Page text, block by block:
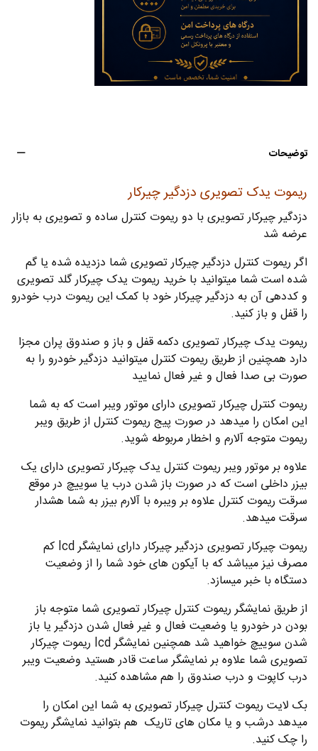
توضیحات
ریموت یدک تصویری دزدگیر چیرکار
دزدگیر چیرکار تصویری با دو ریموت کنترل ساده و تصویری به بازار
عرضه شد
اگر ریموت کنترل دزدگیر چیرکار تصویری شما دزدیده شده یا گم
شده است شما میتوانید با خرید ریموت یدک چیرکار گلد تصویری
و کددهی آن به دزدگیر چیرکار خود با کمک این ریموت درب خودرو
را قفل و باز کنید.
ریموت یدک چیرکار تصویری دکمه قفل و باز و صندوق پران مجزا
دارد همچنین از طریق ریموت کنترل میتوانید دزدگیر خودرو را به
صورت بی صدا فعال و غیر فعال نمایید
ریموت کنترل چیرکار تصویری دارای موتور ویبر است که به شما
این امکان را میدهد در صورت پیج ریموت کنترل از طریق ویبر
ریموت متوجه آلارم و اخطار مربوطه شوید.
علاوه بر موتور ویبر ریموت کنترل یدک چیرکار تصویری دارای یک
بیزر داخلی است که در صورت باز شدن درب یا سوییچ در موقع
سرقت ریموت کنترل علاوه بر ویبره با آلارم بیزر به شما هشدار
سرقت میدهد.
ریموت چیرکار تصویری دزدگیر چیرکار دارای نمایشگر lcd کم
مصرف نیز میباشد که با آیکون های خود شما را از وضعیت
دستگاه با خبر میسازد.
از طریق نمایشگر ریموت کنترل چیرکار تصویری شما متوجه باز
بودن در خودرو یا وضعیت فعال و غیر فعال شدن دزدگیر یا باز
شدن سوییچ خواهید شد همچنین نمایشگر lcd ریموت چیرکار
تصویری شما علاوه بر نمایشگر ساعت قادر هستید وضعیت ویبر
درب کاپوت و درب صندوق را هم مشاهده کنید.
بک لایت ریموت کنترل چیرکار تصویری به شما این امکان را
میدهد درشب و یا مکان های تاریک هم بتوانید نمایشگر ریموت
را چک کنید.